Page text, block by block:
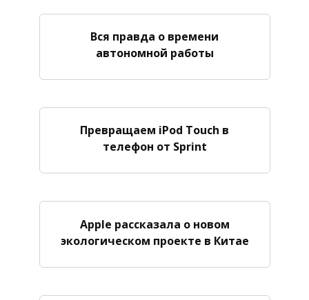
Вся правда о времени
автономной работы
Превращаем iPod Touch в
телефон от Sprint
Apple рассказала о новом
экологическом проекте в Китае